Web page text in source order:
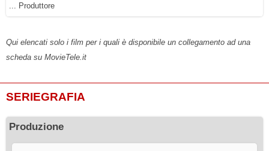
... Produttore
Qui elencati solo i film per i quali è disponibile un collegamento ad una
scheda su MovieTele.it
SERIEGRAFIA
Produzione